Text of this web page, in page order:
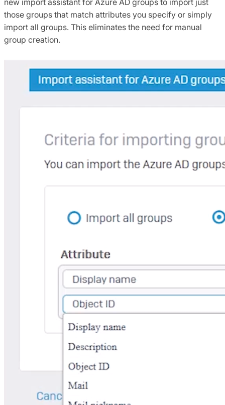
those groups that match attributes you specify or simply
import all groups. This eliminates the need for manual
group creation.